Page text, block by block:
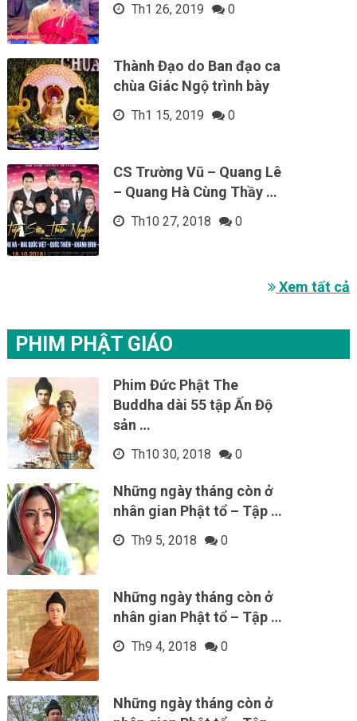
Th1 26, 2019 0
Thành Đạo do Ban đạo ca
chùa Giác Ngộ trình bày
Th1 15, 2019 0
CS Trường Vũ – Quang Lê
– Quang Hà Cùng Thầy …
Th10 27, 2018 0
Xem tất cả
PHIM PHẬT GIÁO
Phim Đức Phật The
Buddha dài 55 tập Ấn Độ
sản …
Th10 30, 2018 0
Những ngày tháng còn ở
nhân gian Phật tổ – Tập …
Th9 5, 2018 0
Những ngày tháng còn ở
nhân gian Phật tổ – Tập …
Th9 4, 2018 0
Những ngày tháng còn ở